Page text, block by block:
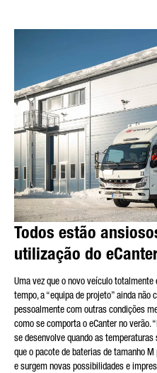
Todos estão
utilização do
Uma vez que o novo veículo
tempo, a “equipa de projeto” ainda não
pessoalmente com outras condições
como se comporta o eCanter no verão.
se desenvolve quando as
que o pacote de baterias de tamanho
e surgem novas possibilidades e